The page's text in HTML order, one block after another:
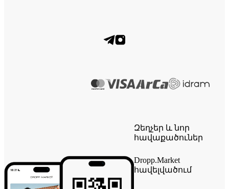
Զեղչեր և նոր
հավաքածուներ
Dropp.Market
հավելվածում